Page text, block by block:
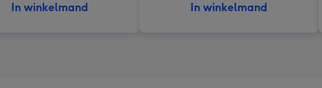
In winkelmand In winkelmand